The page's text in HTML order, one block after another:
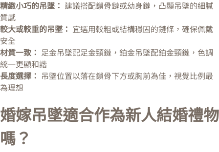
精緻小巧的吊墜： 建議搭配鎖骨鏈或幼身鏈，凸顯吊墜的細膩
質感
較大或較重的吊墜： 宜選用較粗或結構穩固的鏈條，確保佩戴
安全
材質一致： 足金吊墜配足金頸鏈，鉑金吊墜配鉑金頸鏈，色調
統一更顯和諧
長度選擇： 吊墜位置以落在鎖骨下方或胸前為佳，視覺比例最
為理想
婚嫁吊墜適合作為新人結婚禮物
嗎？